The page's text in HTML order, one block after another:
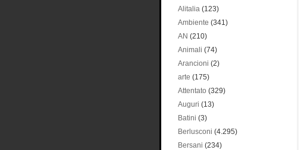
Alitalia (123)
Ambiente (341)
AN (210)
Animali (74)
Arancioni (2)
arte (175)
Attentato (329)
Auguri (13)
Batini (3)
Berlusconi (4.295)
Bersani (234)